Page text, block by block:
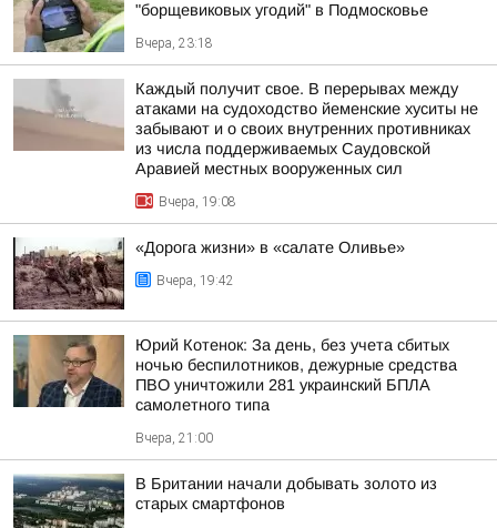
"борщевиковых угодий" в Подмосковье
Вчера, 23:18
Каждый получит свое. В перерывах между
атаками на судоходство йеменские хуситы не
забывают и о своих внутренних противниках
из числа поддерживаемых Саудовской
Аравией местных вооруженных сил
Вчера, 19:08
«Дорога жизни» в «салате Оливье»
Вчера, 19:42
Юрий Котенок: За день, без учета сбитых
ночью беспилотников, дежурные средства
ПВО уничтожили 281 украинский БПЛА
самолетного типа
Вчера, 21:00
В Британии начали добывать золото из
старых смартфонов